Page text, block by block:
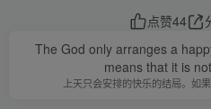
点赞44
The God only arranges a
means that it is
上天只会安排的快乐的结局。如